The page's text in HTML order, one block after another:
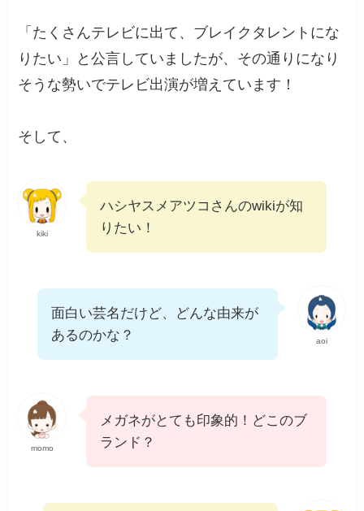
「たくさんテレビに出て、ブレイクタレントにな
りたい」と公言していましたが、その通りになり
そうな勢いでテレビ出演が増えています！
そして、
kiki
ハシヤスメアツコさんのwikiが知
りたい！
aoi
面白い芸名だけど、どんな由来が
あるのかな？
momo
メガネがとても印象的！どこのブ
ランド？